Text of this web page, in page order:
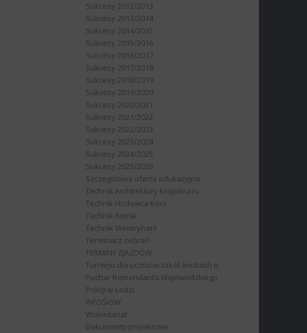
Sukcesy 2012/2013
Sukcesy 2013/2014
Sukcesy 2014/2015
Sukcesy 2015/2016
Sukcesy 2016/2017
Sukcesy 2017/2018
Sukcesy 2018/2019
Sukcesy 2019/2020
Sukcesy 2020/2021
Sukcesy 2021/2022
Sukcesy 2022/2023
Sukcesy 2023/2024
Sukcesy 2024/2025
Sukcesy 2025/2026
Szczegółowa oferta edukacyjna
Technik Architektury Krajobrazu
Technik Hodowca Koni
Technik Rolnik
Technik Weterynarii
Terminarz zebrań
TERMINY ZJAZDÓW
Turnieju dla uczniów szkół średnich o
Puchar Komendanta Wojewódzkiego
Policji w Łodzi
WFOŚiGW
Wolontariat
Dokumenty projektowe